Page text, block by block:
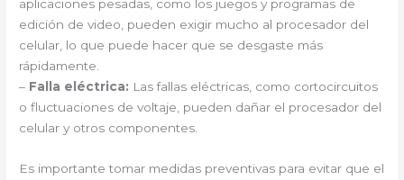
aplicaciones pesadas, como los juegos y programas de
edición de video, pueden exigir mucho al procesador del
celular, lo que puede hacer que se desgaste más
rápidamente.
– Falla eléctrica: Las fallas eléctricas, como cortocircuitos
o fluctuaciones de voltaje, pueden dañar el procesador del
celular y otros componentes.
Es importante tomar medidas preventivas para evitar que el